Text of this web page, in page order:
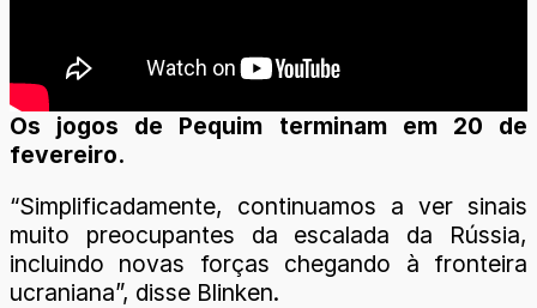
Os jogos de Pequim terminam em 20 de
fevereiro.
“Simplificadamente, continuamos a ver sinais
muito preocupantes da escalada da Rússia,
incluindo novas forças chegando à fronteira
ucraniana”, disse Blinken.